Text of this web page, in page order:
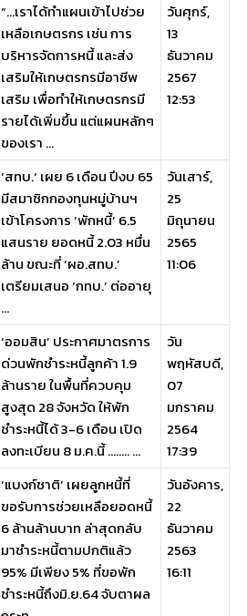
“...เราได้ทำแผนเข้าไปช่วย
เหลือเกษตรกร เช่น การ
บริหารจัดการหนี้ และส่ง
เสริมให้เกษตรกรมีอาชีพ
เสริม เพื่อทำให้เกษตรกรมี
รายได้เพิ่มขึ้น แต่แผนหลักๆ
ของเรา ...
วันศุกร์,
13
ธันวาคม
2567
12:53
‘สทบ.’ เผย 6 เดือน ปีงบ 65
มีสมาชิกกองทุนหมู่บ้านฯ
เข้าโครงการ ‘พักหนี้’ 6.5
แสนราย ยอดหนี้ 2.03 หมื่น
ล้าน ขณะที่ ‘ผอ.สทบ.’
เตรียมเสนอ ‘กทบ.’ ต่ออายุ
...
วันเสาร์,
25
มิถุนายน
2565
11:06
‘ออมสิน’ ประกาศมาตรการ
ด่วนพักชำระหนี้ลูกค้า 1.9
ล้านราย ในพื้นที่ควบคุม
สูงสุด 28 จังหวัด ให้พัก
ชำระหนี้ได้ 3-6 เดือน เปิด
ลงทะเบียน 8 ม.ค.นี้ ........ ...
วัน
พฤหัสบดี,
07
มกราคม
2564
17:39
‘แบงก์ชาติ’ เผยลูกหนี้ที่
ขอรับการช่วยเหลือยอดหนี้
6 ล้านล้านบาท ล่าสุดกลับ
มาชำระหนี้ตามปกติแล้ว
95% มีเพียง 5% ที่ขอพัก
ชำระหนี้ถึงมิ.ย.64 จับตาผล
วันอังคาร,
22
ธันวาคม
2563
16:11